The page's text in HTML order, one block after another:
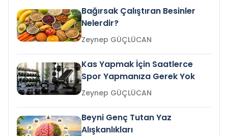
Bağırsak Çalıştıran Besinler
Nelerdir?
Zeynep GÜÇLÜCAN
Kas Yapmak İçin Saatlerce
Spor Yapmanıza Gerek Yok
Zeynep GÜÇLÜCAN
Beyni Genç Tutan Yaz
Alışkanlıkları